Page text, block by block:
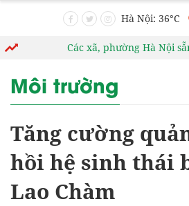
Hà Nội: 36°C
Các xã, phường Hà Nội sẵn
Môi trường
Tăng cường
hồi hệ sinh thái
Lao Chàm